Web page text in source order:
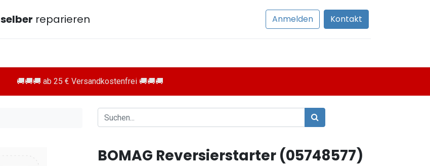
selber reparieren Anmelden Kontakt
🚚🚚🚚 ab 25 € Versandkostenfrei 🚚🚚🚚
BOMAG Reversierstarter (05748577)